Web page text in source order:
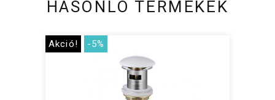
HASONLÓ TERMÉKEK
Akció! -5%